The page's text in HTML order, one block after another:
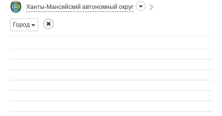
Ханты-Мансийский автономный округ
Город